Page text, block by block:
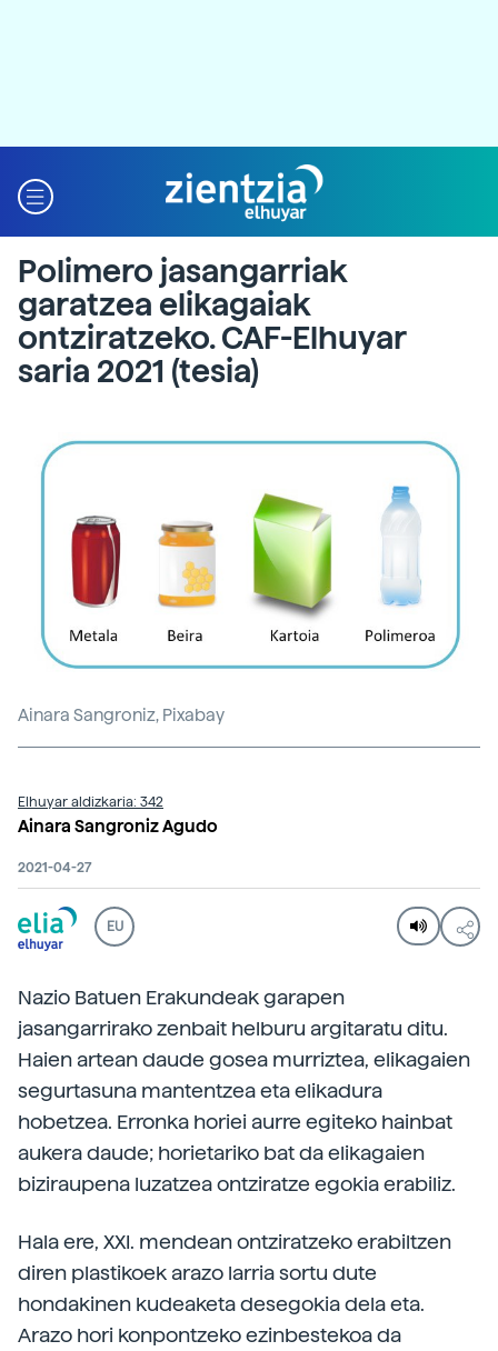
Polimero jasangarriak
garatzea elikagaiak
ontziratzeko. CAF-Elhuyar
saria 2021 (tesia)
Ainara Sangroniz, Pixabay
Elhuyar aldizkaria: 342
Ainara Sangroniz Agudo
2021-04-27
EU
Nazio Batuen Erakundeak garapen
jasangarrirako zenbait helburu argitaratu ditu.
Haien artean daude gosea murriztea, elikagaien
segurtasuna mantentzea eta elikadura
hobetzea. Erronka horiei aurre egiteko hainbat
aukera daude; horietariko bat da elikagaien
biziraupena luzatzea ontziratze egokia erabiliz.
Hala ere, XXI. mendean ontziratzeko erabiltzen
diren plastikoek arazo larria sortu dute
hondakinen kudeaketa desegokia dela eta.
Arazo hori konpontzeko ezinbestekoa da